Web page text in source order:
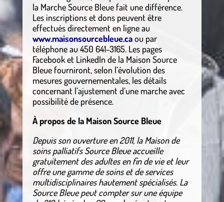
la Marche Source Bleue fait une différence.
Les inscriptions et dons peuvent être
effectués directement en ligne au
www.maisonsourcebleue.caou par
téléphone au 450 641-3165. Les pages
Facebook et LinkedIn de la Maison Source
Bleue fourniront, selon l’évolution des
mesures gouvernementales, les détails
concernant l’ajustement d’une marche avec
possibilité de présence.
À propos de la Maison Source Bleue
Depuis son ouverture en 2011, la Maison de
soins palliatifs Source Bleue accueille
gratuitement des adultes en fin de vie et leur
offre une gamme de soins et de services
multidisciplinaires hautement spécialisés. La
Source Bleue peut compter sur une équipe